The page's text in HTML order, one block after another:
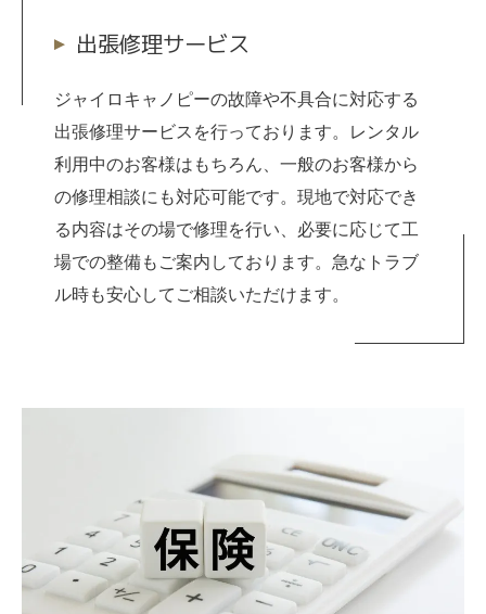
出張修理サービス
ジャイロキャノピーの故障や不具合に対応する
出張修理サービスを行っております。レンタル
利用中のお客様はもちろん、一般のお客様から
の修理相談にも対応可能です。現地で対応でき
る内容はその場で修理を行い、必要に応じて工
場での整備もご案内しております。急なトラブ
ル時も安心してご相談いただけます。